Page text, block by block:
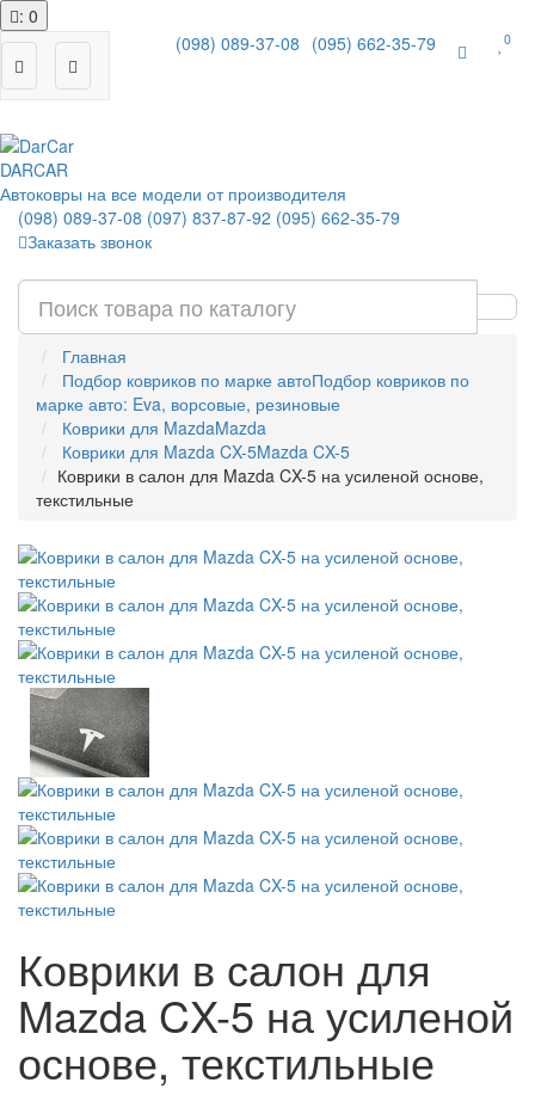
: 0
(098) 089-37-08 (095) 662-35-79 0
DARCAR
Автоковры на все модели от производителя
(098) 089-37-08 (097) 837-87-92 (095) 662-35-79
Заказать звонок
Главная
Подбор ковриков по марке автоПодбор ковриков по
марке авто: Eva, ворсовые, резиновые
Коврики для MazdaMazda
Коврики для Mazda CX-5Mazda CX-5
Коврики в салон для Mazda CX-5 на усиленой основе,
текстильные
Коврики в салон для
Mazda CX-5 на усиленой
основе, текстильные